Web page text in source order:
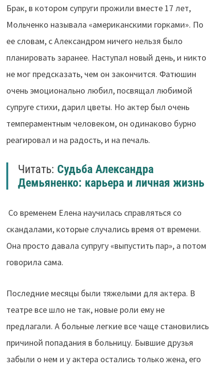
Брак, в котором супруги прожили вместе 17 лет,
Мольченко называла «американскими горками». По
ее словам, с Александром ничего нельзя было
планировать заранее. Наступал новый день, и никто
не мог предсказать, чем он закончится. Фатюшин
очень эмоционально любил, посвящал любимой
супруге стихи, дарил цветы. Но актер был очень
темпераментным человеком, он одинаково бурно
реагировал и на радость, и на печаль.
Читать: Судьба Александра
Демьяненко: карьера и личная жизнь
Со временем Елена научилась справляться со
скандалами, которые случались время от времени.
Она просто давала супругу «выпустить пар», а потом
говорила сама.
Последние месяцы были тяжелыми для актера. В
театре все шло не так, новые роли ему не
предлагали. А больные легкие все чаще становились
причиной попадания в больницу. Бывшие друзья
забыли о нем и у актера остались только жена, его